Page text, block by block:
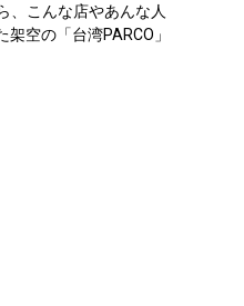
、こんな店やあんな人
空の「台湾PARCO」